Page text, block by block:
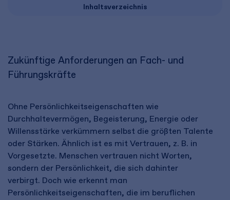
Inhaltsverzeichnis
Zukünftige Anforderungen an Fach- und
Führungskräfte ​
Ohne Persönlichkeitseigenschaften wie
Durchhaltevermögen, Begeisterung, Energie oder
Willensstärke verkümmern selbst die größten Talente
oder Stärken. Ähnlich ist es mit Vertrauen, z. B. in
Vorgesetzte. Menschen vertrauen nicht Worten,
sondern der Persönlichkeit, die sich dahinter
verbirgt. Doch wie erkennt man
Persönlichkeitseigenschaften, die im beruflichen